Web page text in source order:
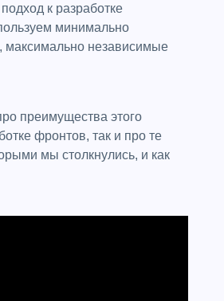
к разработке
минимально
максимально независимые
фронтов, так и про те
мы столкнулись, и как